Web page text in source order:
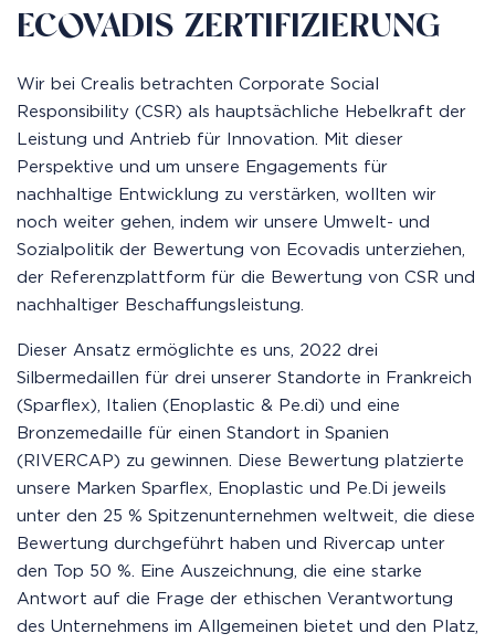
ECOVADIS ZERTIFIZIERUNG
Wir bei Crealis betrachten Corporate Social
Responsibility (CSR) als hauptsächliche Hebelkraft der
Leistung und Antrieb für Innovation. Mit dieser
Perspektive und um unsere Engagements für
nachhaltige Entwicklung zu verstärken, wollten wir
noch weiter gehen, indem wir unsere Umwelt- und
Sozialpolitik der Bewertung von Ecovadis unterziehen,
der Referenzplattform für die Bewertung von CSR und
nachhaltiger Beschaffungsleistung.
Dieser Ansatz ermöglichte es uns, 2022 drei
Silbermedaillen für drei unserer Standorte in Frankreich
(Sparflex), Italien (Enoplastic & Pe.di) und eine
Bronzemedaille für einen Standort in Spanien
(RIVERCAP) zu gewinnen. Diese Bewertung platzierte
unsere Marken Sparflex, Enoplastic und Pe.Di jeweils
unter den 25 % Spitzenunternehmen weltweit, die diese
Bewertung durchgeführt haben und Rivercap unter
den Top 50 %. Eine Auszeichnung, die eine starke
Antwort auf die Frage der ethischen Verantwortung
des Unternehmens im Allgemeinen bietet und den Platz,